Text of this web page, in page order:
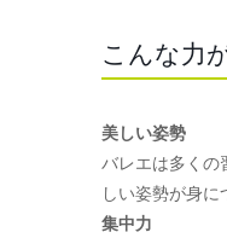
こんな力
美しい姿勢
バレエは多くの
しい姿勢が身に
集中力